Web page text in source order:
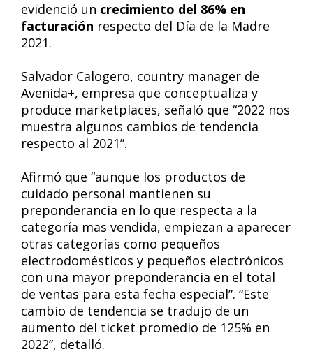
evidenció un crecimiento del 86% en
facturación respecto del Día de la Madre
2021.
Salvador Calogero, country manager de
Avenida+, empresa que conceptualiza y
produce marketplaces, señaló que “2022 nos
muestra algunos cambios de tendencia
respecto al 2021”.
Afirmó que “aunque los productos de
cuidado personal mantienen su
preponderancia en lo que respecta a la
categoría mas vendida, empiezan a aparecer
otras categorías como pequeños
electrodomésticos y pequeños electrónicos
con una mayor preponderancia en el total
de ventas para esta fecha especial”. “Este
cambio de tendencia se tradujo de un
aumento del ticket promedio de 125% en
2022”, detalló.